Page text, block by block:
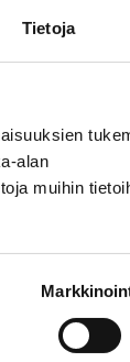
Tietoja
alan
muihin
260